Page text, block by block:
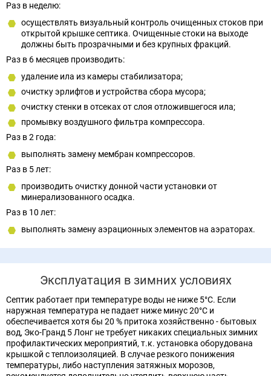
Раз в неделю:
осуществлять визуальный контроль очищенных стоков при
открытой крышке септика. Очищенные стоки на выходе
должны быть прозрачными и без крупных фракций.
Раз в 6 месяцев производить:
удаление ила из камеры стабилизатора;
очистку эрлифтов и устройства сбора мусора;
очистку стенки в отсеках от слоя отложившегося ила;
промывку воздушного фильтра компрессора.
Раз в 2 года:
выполнять замену мембран компрессоров.
Раз в 5 лет:
производить очистку донной части установки от
минерализованного осадка.
Раз в 10 лет:
выполнять замену аэрационных элементов на аэраторах.
Эксплуатация в зимних условиях
Септик работает при температуре воды не ниже 5°С. Если
наружная температура не падает ниже минус 20°С и
обеспечивается хотя бы 20 % притока хозяйственно - бытовых
вод, Эко-Гранд 5 Лонг не требует никаких специальных зимних
профилактических мероприятий, т.к. установка оборудована
крышкой с теплоизоляцией. В случае резкого понижения
температуры, либо наступления затяжных морозов,